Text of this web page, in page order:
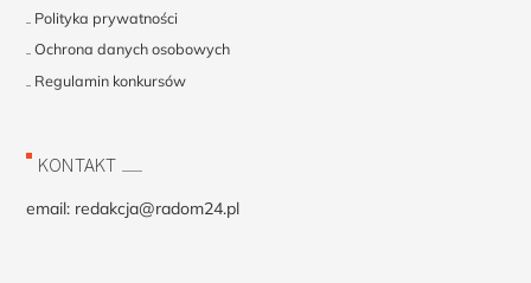
Polityka prywatności
Ochrona danych osobowych
Regulamin konkursów
KONTAKT
email: redakcja@radom24.pl